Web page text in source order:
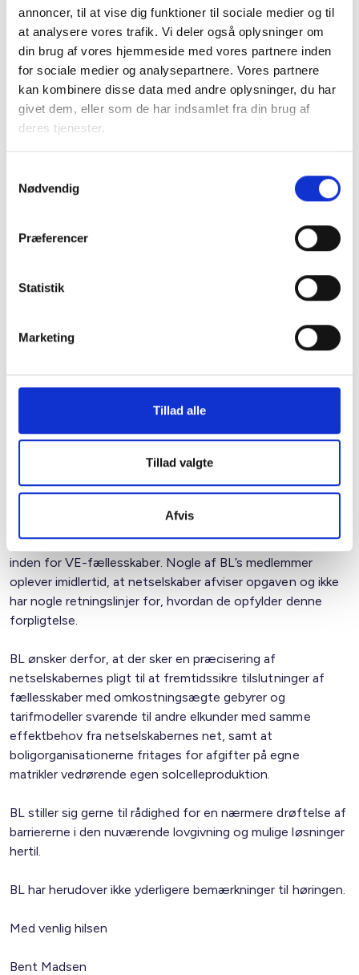
annoncer, til at vise dig funktioner til sociale medier og til
at analysere vores trafik. Vi deler også oplysninger om
din brug af vores hjemmeside med vores partnere inden
for sociale medier og analysepartnere. Vores partnere
kan kombinere disse data med andre oplysninger, du har
givet dem, eller som de har indsamlet fra din brug af
deres tjenester.
Nødvendig
Præferencer
Statistik
Marketing
Tillad alle
Tillad valgte
Afvis
forskellige tolkninger af elmarkedsdirektivets nye regler
vedrørende borgerenergifællesskaber og VE-fællesskaber,
afhængig af det lokale netselskab. Nogle lokale
elnetselskaber tolker de nuværende bestemmelser sådan,
at elselskabet skal føre net og hovedmåler frem til alle
bygninger, når der er flere bygninger på samme matrikel.
En sådan tolkning vil medføre et stop for opsætning af
og renoveringer. Konsekvensen er nemlig, at man ikke kan
udnytte den egenproducerede strøm på tværs af
passage af en hovedmåler medfører pålæg af afgifter – en
byrde som private villaejere og virksomheder ikke møder.
Som et absolut minimum bør reglerne være således, at en
egne sammenhængende matrikler således, at
boligorganisationerne får de samme vilkår som villaejere og
et ordentligt grundlag kan etableres VE-anlæg lokalt, og
selvfølgelig en forudsætning for, at man kan tage skridtet
videre og oprette borgerenergifællesskaber/VE-
fællesskaber.
Netselskaberne pålægges i Bekendtgørelse om VE-
samarbejde med VE-fællesskaber og
borgerenergifællesskaber om at lette deling af elektricitet
inden for VE-fællesskaber. Nogle af BL’s medlemmer
oplever imidlertid, at netselskaber afviser opgaven og ikke
har nogle retningslinjer for, hvordan de opfylder denne
forpligtelse.
BL ønsker derfor, at der sker en præcisering af
netselskabernes pligt til at fremtidssikre tilslutninger af
fællesskaber med omkostningsægte gebyrer og
tarifmodeller svarende til andre elkunder med samme
effektbehov fra netselskabernes net, samt at
boligorganisationerne fritages for afgifter på egne
matrikler vedrørende egen solcelleproduktion.
BL stiller sig gerne til rådighed for en nærmere drøftelse af
barriererne i den nuværende lovgivning og mulige løsninger
hertil.
BL har herudover ikke yderligere bemærkninger til høringen.
Med venlig hilsen
Bent Madsen